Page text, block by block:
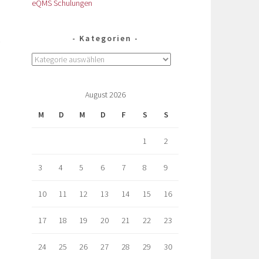
eQMS Schulungen
Kategorien
August 2026
M
D M D F S S
1 2
3 4 5 6 7 8 9
10 11 12 13 14 15 16
17 18 19 20 21 22 23
24 25 26 27 28 29 30